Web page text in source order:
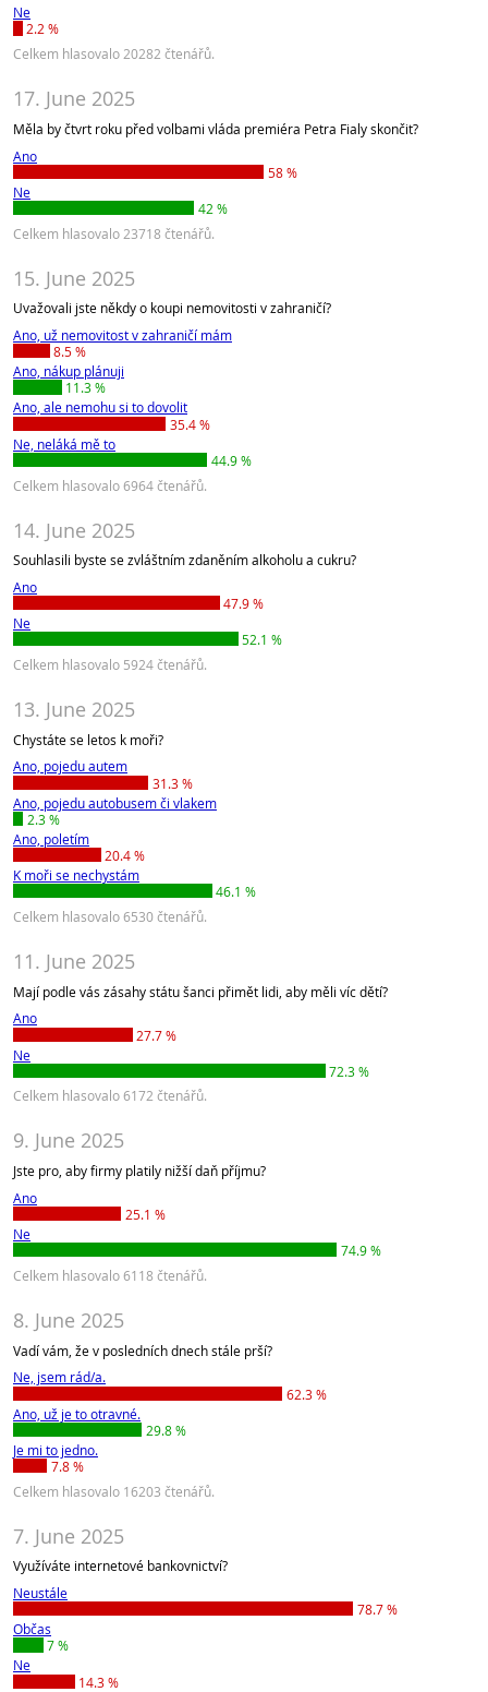
Ne
2.2 %
Celkem hlasovalo 20282 čtenářů.
17. June 2025
Měla by čtvrt roku před volbami vláda premiéra Petra Fialy skončit?
Ano
58 %
Ne
42 %
Celkem hlasovalo 23718 čtenářů.
15. June 2025
Uvažovali jste někdy o koupi nemovitosti v zahraničí?
Ano, už nemovitost v zahraničí mám
8.5 %
Ano, nákup plánuji
11.3 %
Ano, ale nemohu si to dovolit
35.4 %
Ne, neláká mě to
44.9 %
Celkem hlasovalo 6964 čtenářů.
14. June 2025
Souhlasili byste se zvláštním zdaněním alkoholu a cukru?
Ano
47.9 %
Ne
52.1 %
Celkem hlasovalo 5924 čtenářů.
13. June 2025
Chystáte se letos k moři?
Ano, pojedu autem
31.3 %
Ano, pojedu autobusem či vlakem
2.3 %
Ano, poletím
20.4 %
K moři se nechystám
46.1 %
Celkem hlasovalo 6530 čtenářů.
11. June 2025
Mají podle vás zásahy státu šanci přimět lidi, aby měli víc dětí?
Ano
27.7 %
Ne
72.3 %
Celkem hlasovalo 6172 čtenářů.
9. June 2025
Jste pro, aby firmy platily nižší daň příjmu?
Ano
25.1 %
Ne
74.9 %
Celkem hlasovalo 6118 čtenářů.
8. June 2025
Vadí vám, že v posledních dnech stále prší?
Ne, jsem rád/a.
62.3 %
Ano, už je to otravné.
29.8 %
Je mi to jedno.
7.8 %
Celkem hlasovalo 16203 čtenářů.
7. June 2025
Využíváte internetové bankovnictví?
Neustále
78.7 %
Občas
7 %
Ne
14.3 %